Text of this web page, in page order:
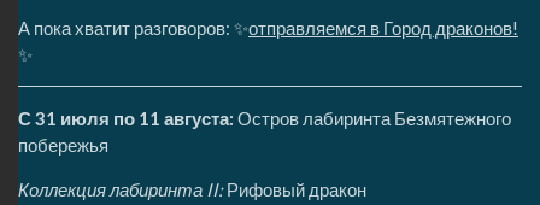
А пока хватит разговоров: ✨отправляемся в Город драконов!
✨
С 31 июля по 11 августа: Остров лабиринта Безмятежного
побережья
Коллекция лабиринта II:Рифовый дракон